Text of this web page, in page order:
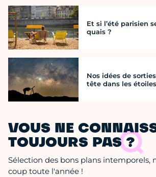
Et si l’été parisien
quais ?
Nos idées de
tête dans les étoiles
VOUS NE
TOUJOURS PAS ?
Sélection des bons plans intemporels,
coup toute l'année !